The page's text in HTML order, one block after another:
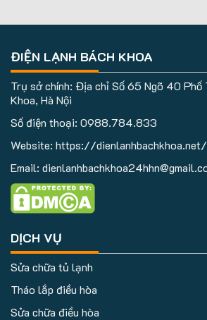
ĐIỆN LẠNH BÁCH KHOA
Trụ sở chính: Địa chỉ Số 65 Ngõ 40 Phố
Khoa, Hà Nội
Số điện thoại: 0988.784.833
Website: https://dienlanhbachkhoa.net/
Email:
DỊCH VỤ
Sửa chữa tủ lạnh
Tháo lắp điều hòa
Sửa chữa điều hòa